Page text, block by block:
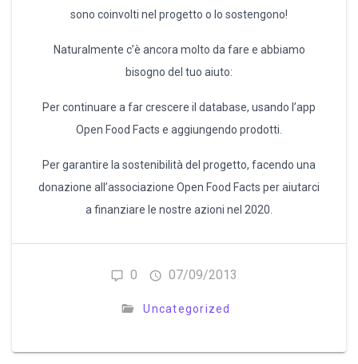
sono coinvolti nel progetto o lo sostengono!
Naturalmente c’è ancora molto da fare e abbiamo
bisogno del tuo aiuto:
Per continuare a far crescere il database, usando l’app
Open Food Facts e aggiungendo prodotti.
Per garantire la sostenibilità del progetto, facendo una
donazione all’associazione Open Food Facts per aiutarci
a finanziare le nostre azioni nel 2020.
0 07/09/2013
Uncategorized